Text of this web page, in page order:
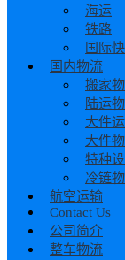
海运
铁路
国际
国内物流
搬家
陆运
大件
大件
特种
冷链
航空运输
Contact Us
公司简介
整车物流